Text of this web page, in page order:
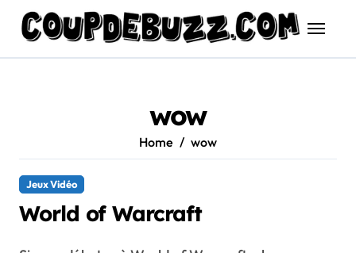
content
wow
Home wow
Jeux Vidéo
World of Warcraft